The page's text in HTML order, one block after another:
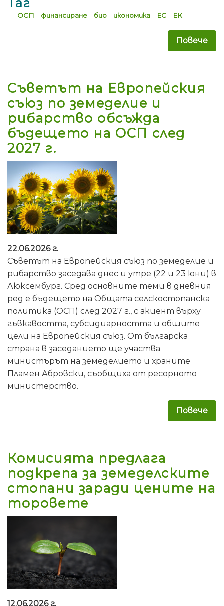
Таг
ОСП финансиране био икономика ЕС ЕК
Повече
Съветът на Европейския
съюз по земеделие и
рибарство обсъжда
бъдещето на ОСП след
2027 г.
22.06.2026 г.
Съветът на Европейския съюз по земеделие и
рибарство заседава днес и утре (22 и 23 юни) в
Люксембург. Сред основните теми в дневния
ред е бъдещето на Общата селскостопанска
политика (ОСП) след 2027 г., с акцент върху
гъвкавостта, субсидиарността и общите
цели на Европейския съюз. От българска
страна в заседанието ще участва
министърът на земеделието и храните
Пламен Абровски, съобщиха от ресорното
министерство.
Повече
Комисията предлага
подкрепа за земеделските
стопани заради цените на
торовете
12.06.2026 г.